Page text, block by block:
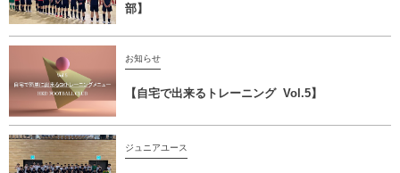
部】
お知らせ
【自宅で出来るトレーニング Vol.5】
ジュニアユース